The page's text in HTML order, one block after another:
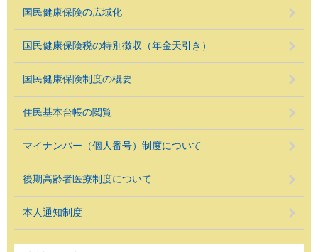
国民健康保険の広域化
国民健康保険税の特別徴収（年金天引き）
国民健康保険制度の概要
住民基本台帳の閲覧
マイナンバー（個人番号）制度について
後期高齢者医療制度について
本人通知制度